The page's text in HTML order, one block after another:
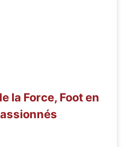
la Force, Foot en